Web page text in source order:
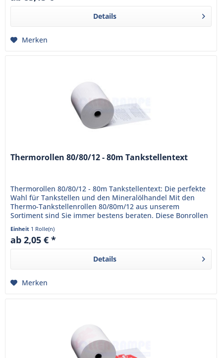
Details
Merken
Thermorollen 80/80/12 - 80m Tankstellentext
Thermorollen 80/80/12 - 80m Tankstellentext: Die perfekte
Wahl für Tankstellen und den Mineralölhandel Mit den
Thermo-Tankstellenrollen 80/80m/12 aus unserem
Sortiment sind Sie immer bestens beraten. Diese Bonrollen
sind bereits mit...
Einheit 1 Rolle(n)
ab 2,05 € *
Details
Merken